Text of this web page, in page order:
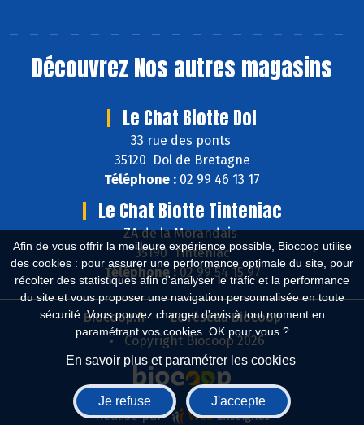
Afin de vous offrir la meilleure expérience possible, Biocoop utilise
des cookies : pour assurer une performance optimale du site, pour
récolter des statistiques afin d'analyser le trafic et la performance
du site et vous proposer une navigation personnalisée en toute
sécurité. Vous pouvez changer d'avis à tout moment en
paramétrant vos cookies. OK pour vous ?
En savoir plus et paramétrer les cookies
Je refuse J'accepte
Découvrez Nos autres magasins
Le Chat Biotte Dol
33 rue des ponts
35120 Dol de Bretagne
Téléphone : 02 99 46 13 17
Le Chat Biotte Tinteniac
ZA de la Morandais
35190 Tinténiac
Téléphone :02 99 54 15 97
Biocoop.fr
Le réseau Biocoop
Copyright Biocoop 2026
Réalisé par